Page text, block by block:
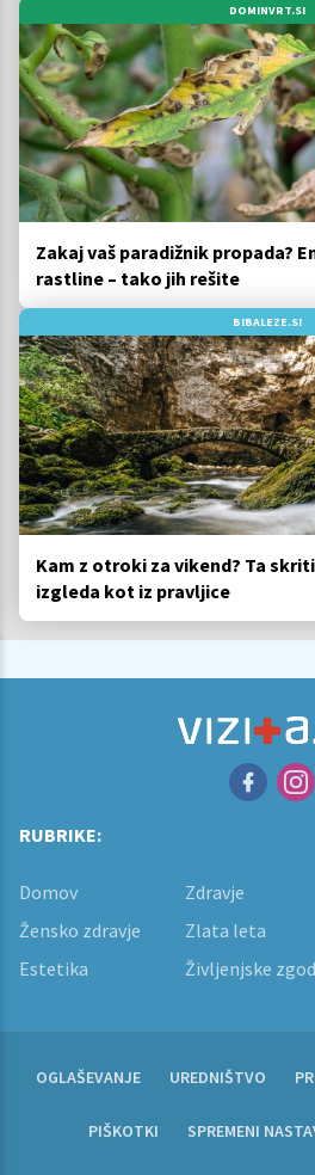
DOMINVRT.SI
Zakaj vaš paradižnik propada?
rastline – tako jih rešite
BIBALEZE.SI
Kam z otroki za vikend? Ta
izgleda kot iz pravljice
RUBRIKE:
Domov Zdravje
Žensko zdravje
Zlata leta
Estetika
Življenjske
OGLAŠEVANJE UREDNIŠTVO
PIŠKOTKI SPREMENI